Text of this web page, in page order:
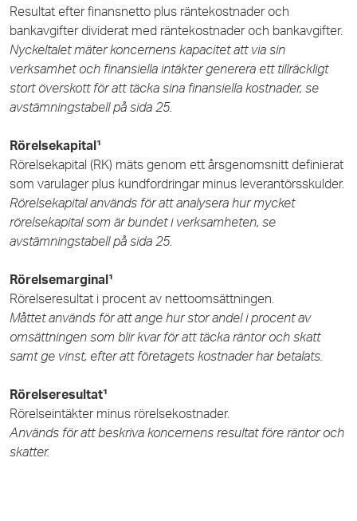
Resultat efter finansnetto plus räntekostnader och
bankavgifter dividerat med räntekostnader och bankavgifter.
Nyckeltalet mäter koncernens kapacitet att via sin
verksamhet och finansiella intäkter generera ett tillräckligt
stort överskott för att täcka sina finansiella kostnader, se
avstämningstabell på sida 25.
Rörelsekapital¹
Rörelsekapital (RK) mäts genom ett årsgenomsnitt definierat
som varulager plus kundfordringar minus leverantörsskulder.
Rörelsekapital används för att analysera hur mycket
rörelsekapital som är bundet i verksamheten, se
avstämningstabell på sida 25.
Rörelsemarginal¹
Rörelseresultat i procent av nettoomsättningen.
Måttet används för att ange hur stor andel i procent av
omsättningen som blir kvar för att täcka räntor och skatt
samt ge vinst, efter att företagets kostnader har betalats.
Rörelseresultat¹
Rörelseintäkter minus rörelsekostnader.
Används för att beskriva koncernens resultat före räntor och
skatter.